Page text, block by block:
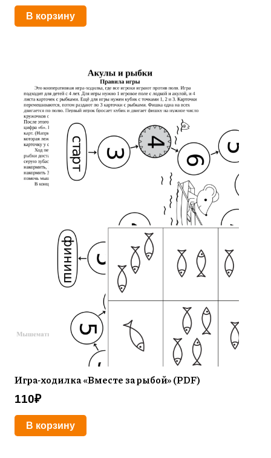
В корзину
Игра-ходилка «Вместе за рыбой» (PDF)
110₽
В корзину